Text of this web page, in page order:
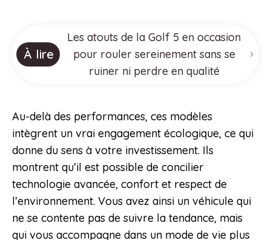
À lire
Les atouts de la Golf 5 en occasion
pour rouler sereinement sans se
ruiner ni perdre en qualité
Au-delà des performances, ces modèles
intègrent un vrai engagement écologique, ce qui
donne du sens à votre investissement. Ils
montrent qu’il est possible de concilier
technologie avancée, confort et respect de
l’environnement. Vous avez ainsi un véhicule qui
ne se contente pas de suivre la tendance, mais
qui vous accompagne dans un mode de vie plus